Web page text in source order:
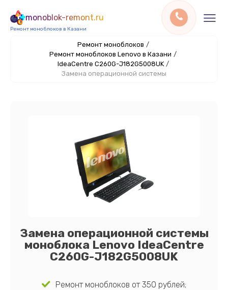
monoblok-remont.ru
Ремонт моноблоков в Казани
Ремонт моноблоков /
Ремонт моноблоков Lenovo в Казани /
IdeaCentre C260G-J182G5008UK /
Замена операционной системы
Замена операционной системы
моноблока Lenovo IdeaCentre
C260G-J182G5008UK
Ремонт моноблоков от 350 рублей;